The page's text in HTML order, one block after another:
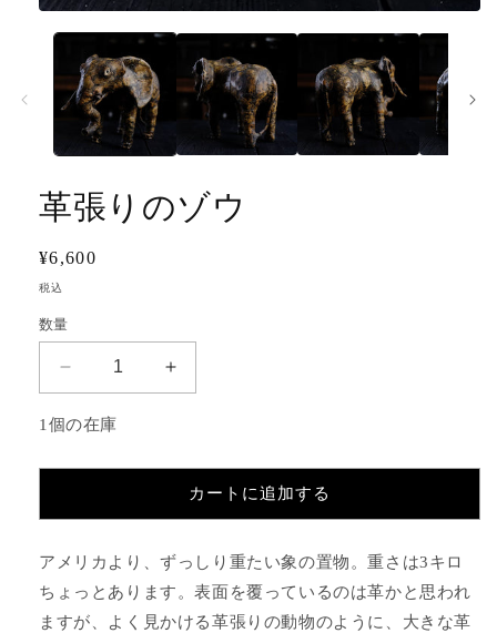
(1)
を
く
革張りのゾウ
通
常
格
¥6,600
税込
数量
り
数
量
を
革
数
量
を
1個の在庫
カートに追加する
アメリカより、ずっしり重たい象の置物。重さは3キロ
ちょっとあります。表面を覆っているのは革かと思われ
ますが、よく見かける革張りの動物のように、大きな革